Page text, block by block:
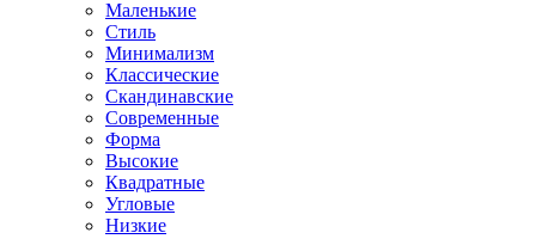
Маленькие
Стиль
Минимализм
Классические
Скандинавские
Современные
Форма
Высокие
Квадратные
Угловые
Низкие